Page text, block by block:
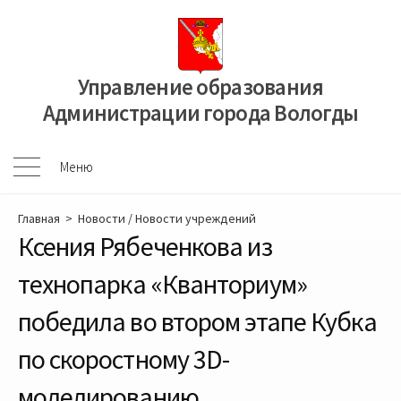
Управление образования
Администрации города Вологды
Меню
Меню
Главная > Новости /Новости учреждений
Ксения Рябеченкова из
технопарка «Кванториум»
победила во втором этапе Кубка
по скоростному 3D-